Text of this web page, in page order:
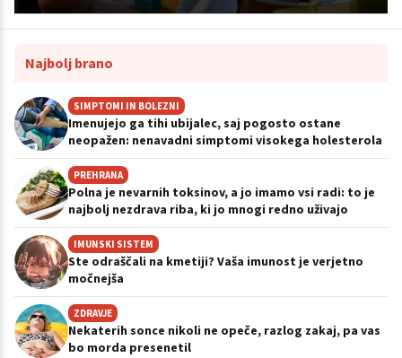
Najbolj brano
SIMPTOMI IN BOLEZNI
Imenujejo ga tihi ubijalec, saj pogosto ostane
neopažen: nenavadni simptomi visokega holesterola
PREHRANA
Polna je nevarnih toksinov, a jo imamo vsi radi: to je
najbolj nezdrava riba, ki jo mnogi redno uživajo
IMUNSKI SISTEM
Ste odraščali na kmetiji? Vaša imunost je verjetno
močnejša
ZDRAVJE
Nekaterih sonce nikoli ne opeče, razlog zakaj, pa vas
bo morda presenetil